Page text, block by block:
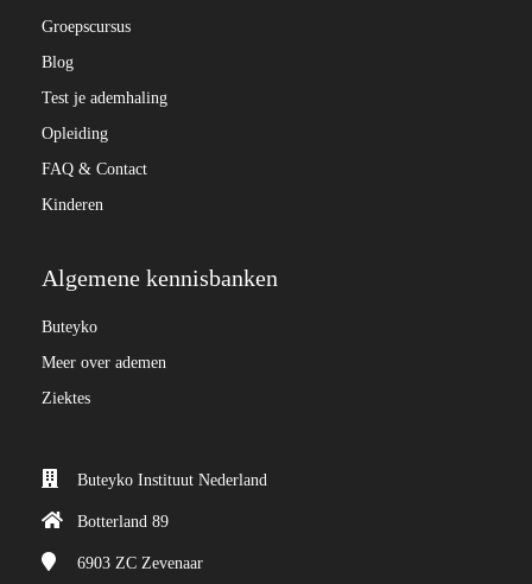
Groepscursus
Blog
Test je ademhaling
Opleiding
FAQ & Contact
Kinderen
Algemene kennisbanken
Buteyko
Meer over ademen
Ziektes
Buteyko Instituut Nederland
Botterland 89
6903 ZC Zevenaar